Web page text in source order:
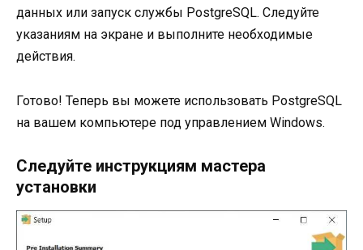
данных или запуск службы PostgreSQL. Следуйте
указаниям на экране и выполните необходимые
действия.
Готово! Теперь вы можете использовать PostgreSQL
на вашем компьютере под управлением Windows.
Следуйте инструкциям мастера
установки